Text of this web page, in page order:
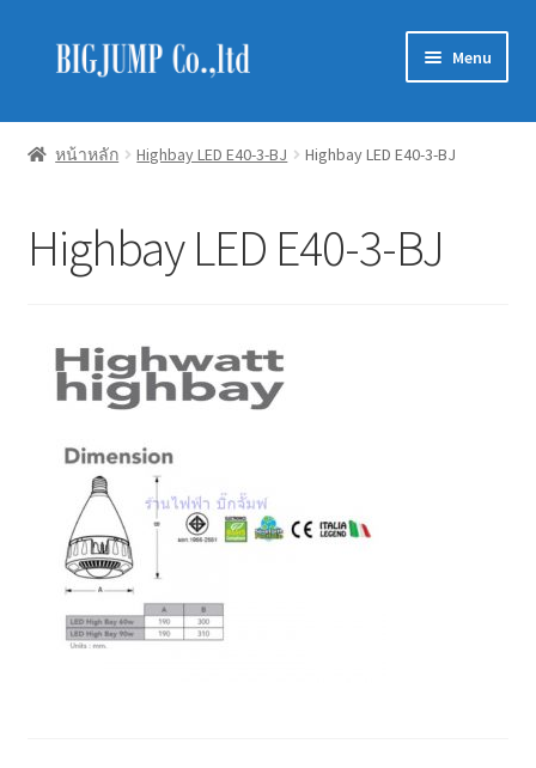
Skip
Skip
Menu
Schneider Electric
EVE Lighting
Mitsubishi
Marvel electric
หน้าหลัก Highbay LED E40-3-BJ Highbay LED E40-3-BJ
Highbay LED E40-3-BJ